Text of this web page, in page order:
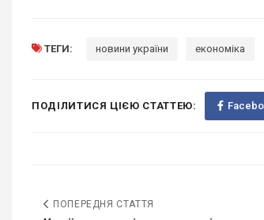
ТЕГИ: новини україни економіка
ПОДІЛИТИСЯ ЦІЄЮ СТАТТЕЮ:
ПОПЕРЕДНЯ СТАТТЯ